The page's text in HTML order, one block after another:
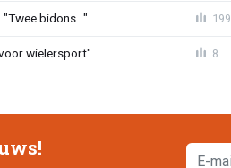
bidons..." 199
wielersport" 8